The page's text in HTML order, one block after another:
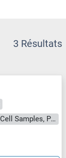
3 Résultats
Cell Culture Supernatant, Cell Samples, Plasma, Serum, Tissue Lysate